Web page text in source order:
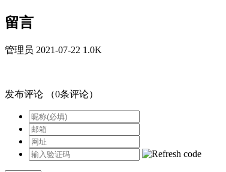
留言
管理员 2021-07-22 1.0K
发布评论 （0条评论）